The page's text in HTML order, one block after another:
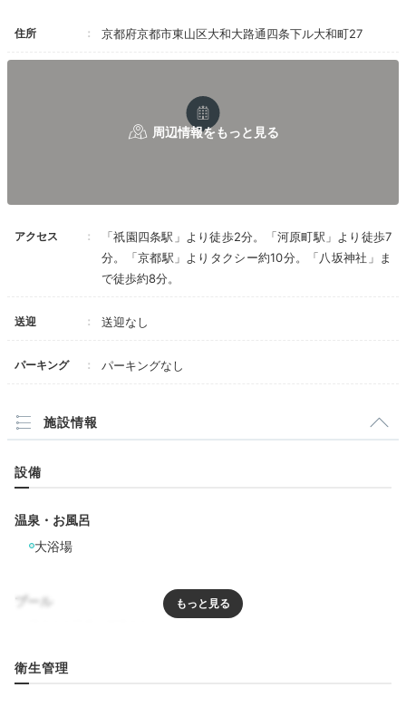
大浴場「KOMOREBI こもれび」でゆったり入浴を。地
下にも関わらず、照明や庭園などに工夫がされており、
旅疲れを取り去りましょう。
sato3728
Bar
館内バーで
住所 京都府京都市東山区大和大路通四条下ル大和町27
アクセス
「祇園四条駅」より徒歩2分。「河原町駅」より徒歩7
分。「京都駅」よりタクシー約10分。「八坂神社」ま
で徒歩約8分。
送迎 送迎なし
パーキング パーキングなし
施設情報
設備
温泉・お風呂
大浴場
プール
リラクゼーション
衛生管理